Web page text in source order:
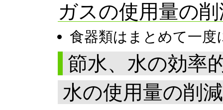
ガスの使用量の
食器類はまとめて一度
節水、水の効率
水の使用量の削減